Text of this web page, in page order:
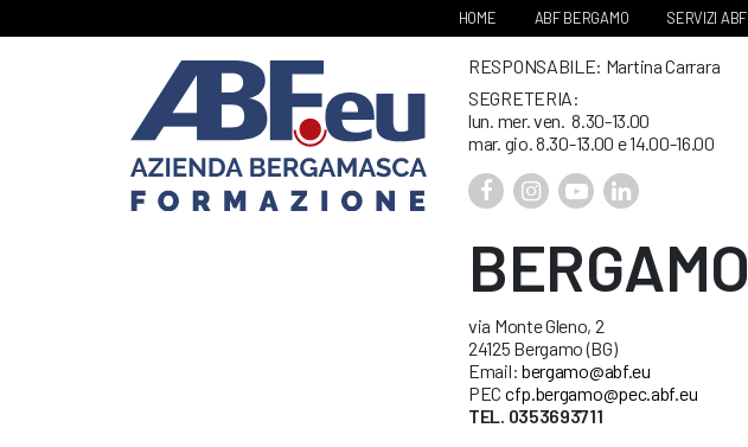
HOME ABF BERGAMO SERVIZI ABF
RESPONSABILE: Martina Carrara
SEGRETERIA:
lun. mer. ven. 8.30-13.00
mar. gio. 8.30-13.00 e 14.00-16.00
BERGAMO
via Monte Gleno, 2
24125 Bergamo (BG)
Email: bergamo@abf.eu
PEC cfp.bergamo@pec.abf.eu
TEL. 0353693711